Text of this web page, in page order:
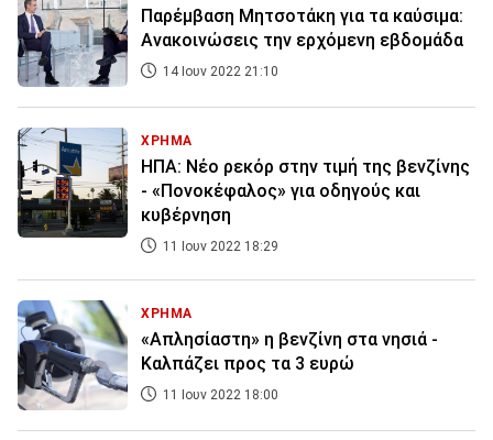
Παρέμβαση Μητσοτάκη για τα καύσιμα:
Ανακοινώσεις την ερχόμενη εβδομάδα
14 Ιουν 2022 21:10
ΧΡΗΜΑ
ΗΠΑ: Νέο ρεκόρ στην τιμή της βενζίνης
- «Πονοκέφαλος» για οδηγούς και
κυβέρνηση
11 Ιουν 2022 18:29
ΧΡΗΜΑ
«Απλησίαστη» η βενζίνη στα νησιά -
Καλπάζει προς τα 3 ευρώ
11 Ιουν 2022 18:00